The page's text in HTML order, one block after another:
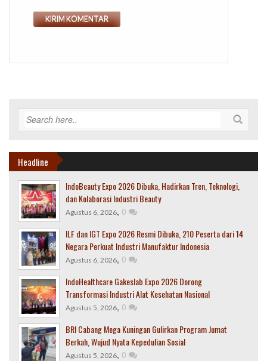
Headline
IndoBeauty Expo 2026 Dibuka, Hadirkan Tren, Teknologi,
dan Kolaborasi Industri Beauty
Agustus 6, 2026, 0
ILF dan IGT Expo 2026 Resmi Dibuka, 210 Peserta dari 14
Negara Perkuat Industri Manufaktur Indonesia
Agustus 6, 2026, 0
IndoHealthcare Gakeslab Expo 2026 Dorong
Transformasi Industri Alat Kesehatan Nasional
Agustus 5, 2026, 0
BRI Cabang Mega Kuningan Gulirkan Program Jumat
Berkah, Wujud Nyata Kepedulian Sosial
Agustus 5, 2026, 0